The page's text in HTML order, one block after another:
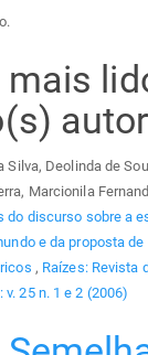
Silva, Deolinda de
Marcionila
do discurso sobre a
e da proposta
, Raízes: Revista
v. 25 n. 1 e 2 (2006)